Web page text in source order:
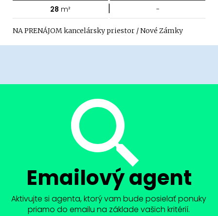
28 m² | -
NA PRENÁJOM kancelársky priestor / Nové Zámky
Emailový agent
Aktivujte si agenta, ktorý vam bude posielať ponuky
priamo do emailu na základe vašich kritérií.